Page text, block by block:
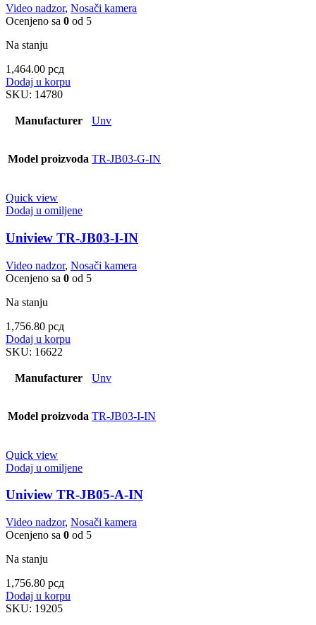
Video nadzor, Nosači kamera
Ocenjeno sa 0 od 5
Na stanju
1,464.00 рсд
Dodaj u korpu
SKU: 14780
Manufacturer Unv
Model proizvoda TR-JB03-G-IN
Quick view
Dodaj u omiljene
Uniview TR-JB03-I-IN
Video nadzor, Nosači kamera
Ocenjeno sa 0 od 5
Na stanju
1,756.80 рсд
Dodaj u korpu
SKU: 16622
Manufacturer Unv
Model proizvoda TR-JB03-I-IN
Quick view
Dodaj u omiljene
Uniview TR-JB05-A-IN
Video nadzor, Nosači kamera
Ocenjeno sa 0 od 5
Na stanju
1,756.80 рсд
Dodaj u korpu
SKU: 19205